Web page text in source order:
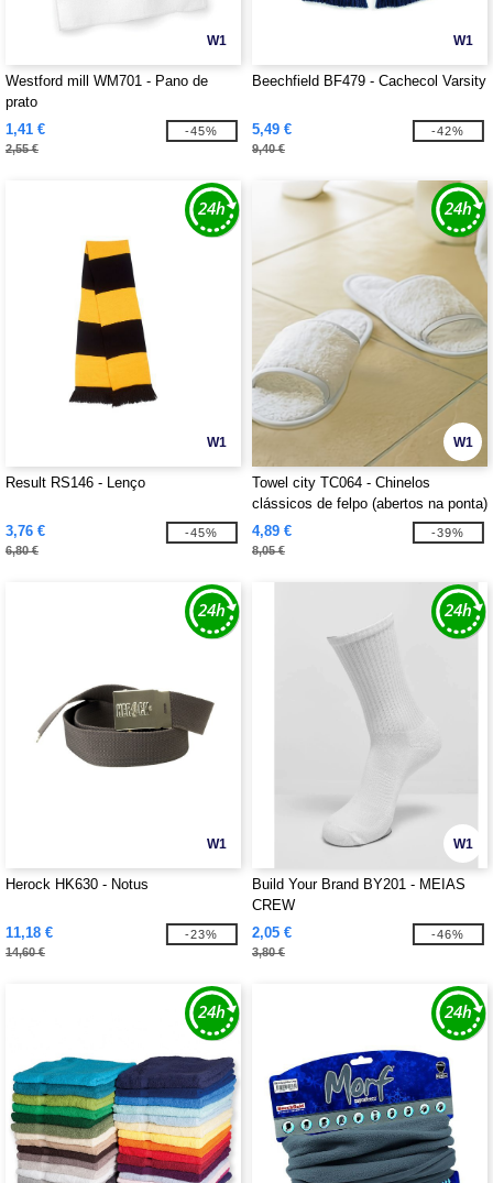
W1
Westford mill WM701 - Pano de
prato
1,41 €
2,55 €
-45%
W1
Beechfield BF479 - Cachecol Varsity
5,49 €
9,40 €
-42%
W1
Result RS146 - Lenço
3,76 €
6,80 €
-45%
W1
Towel city TC064 - Chinelos
clássicos de felpo (abertos na ponta)
4,89 €
8,05 €
-39%
W1
Herock HK630 - Notus
11,18 €
14,60 €
-23%
W1
Build Your Brand BY201 - MEIAS
CREW
2,05 €
3,80 €
-46%